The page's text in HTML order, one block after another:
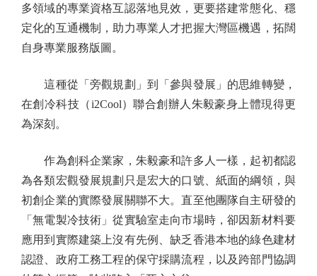
多領域的專業資格互認落地見效，更要搭建常態化、穩
定化的互通機制，助力專業人才把握大灣區機遇，拓闊
自身專業服務版圖。
這種從「旁觀規劃」到「參與發展」的思維轉變，
在創冷科技（i2Cool）聯合創辦人朱毅豪身上體現得更
為深刻。
作為創科企業家，朱毅豪和許多人一樣，起初都認
為各類宏觀發展規劃只是宏大的口號、紙面的綱領，與
初創企業的實際發展關聯不大。直至他團隊自主研發的
「無電製冷技術」從實驗室走向市場時，卻因新材料要
應用到實際建築上沒有先例、缺乏香港本地的綠色建材
認證、政府工務工程的保守採購流程，以及跨部門協調